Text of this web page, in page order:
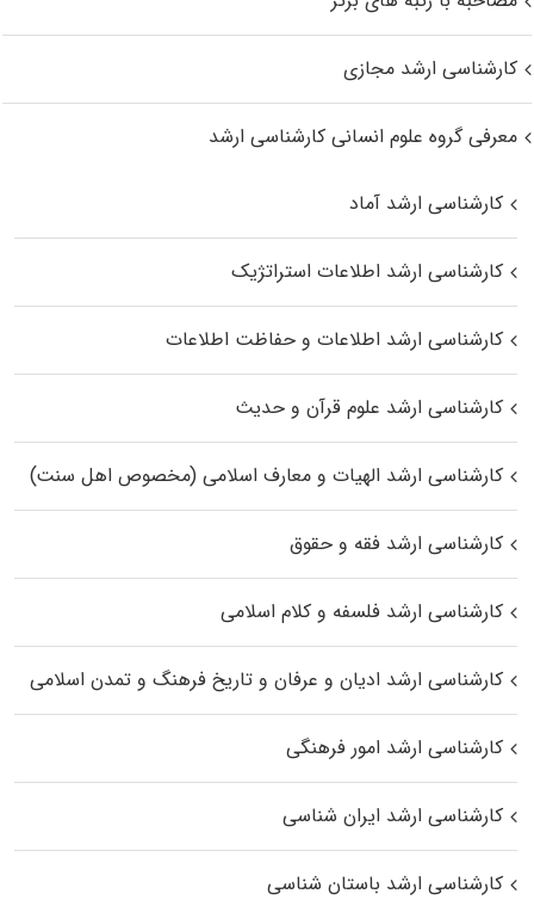
کارشناسی ارشد مجازی
معرفی گروه علوم انسانی کارشناسی ارشد
کارشناسی ارشد آماد
کارشناسی ارشد اطلاعات استراتژیک
کارشناسی ارشد اطلاعات و حفاظت اطلاعات
کارشناسی ارشد علوم قرآن و حدیث
کارشناسی ارشد الهیات و معارف اسلامی (مخصوص اهل سنت)
کارشناسی ارشد فقه و حقوق
کارشناسی ارشد فلسفه و کلام اسلامی
کارشناسی ارشد ادیان و عرفان و تاریخ فرهنگ و تمدن اسلامی
کارشناسی ارشد امور فرهنگی
کارشناسی ارشد ایران شناسی
کارشناسی ارشد باستان شناسی